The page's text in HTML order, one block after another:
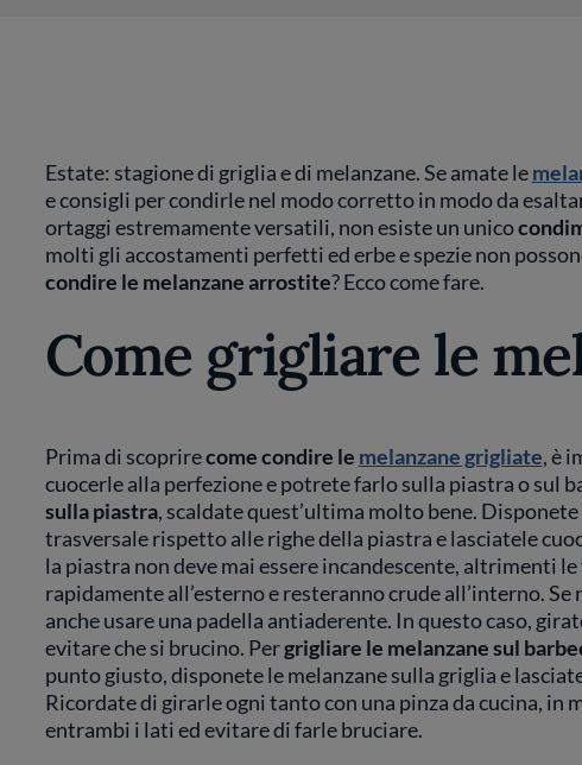
Estate: stagione di griglia e di melanzane. Se amate le
e consigli per condirle nel modo corretto in modo da
ortaggi estremamente versatili, non esiste un unico
molti gli accostamenti perfetti ed erbe e spezie non
condire le melanzane arrostite? Ecco come fare.
Come grigliare le
Prima di scoprirecome condire le melanzane grigliate, è
cuocerle alla perfezione e potrete farlo sulla piastra o sul
sulla piastra, scaldate quest’ultima molto bene.
trasversale rispetto alle righe della piastra e lasciatele
la piastra non deve mai essere incandescente, altrimenti
rapidamente all’esterno e resteranno crude all’interno.
anche usare una padella antiaderente. In questo caso,
evitare che si brucino. Pergrigliare le melanzane sul
punto giusto, disponete le melanzane sulla griglia e
Ricordate di girarle ogni tanto con una pinza da cucina, in
entrambi i lati ed evitare di farle bruciare.